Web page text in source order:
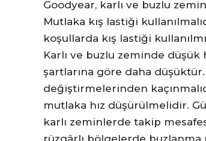
Goodyear, karlı ve buzlu
Mutlaka kış lastiği
koşullarda kış lastiği
Karlı ve buzlu zeminde
şartlarına göre daha
değiştirmelerinden
mutlaka hız düşürülmelidir.
karlı zeminlerde takip
rüzgârlı bölgelerde buzlanma